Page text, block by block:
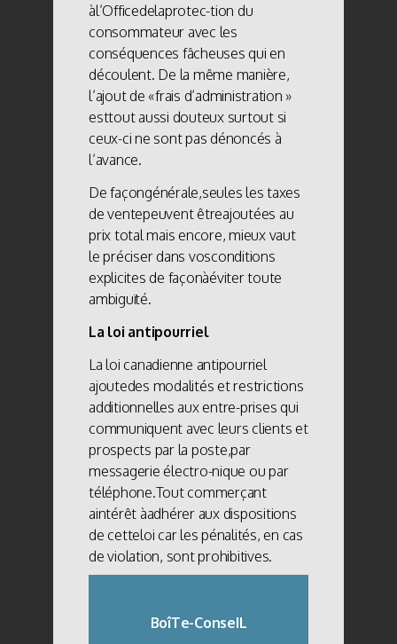
àl’Officedelaprotec-tion du
consommateur avec les
conséquences fâcheuses qui en
découlent. De la même manière,
l’ajout de «frais d’administration »
esttout aussi douteux surtout si
ceux-ci ne sont pas dénoncés à
l’avance.
De façongénérale,seules les taxes
de ventepeuvent êtreajoutées au
prix total mais encore, mieux vaut
le préciser dans vosconditions
explicites de façonàéviter toute
ambiguïté.
La loi antipourriel
La loi canadienne antipourriel
ajoutedes modalités et restrictions
additionnelles aux entre-prises qui
communiquent avec leurs clients et
prospects par la poste,par
messagerie électro-nique ou par
téléphone.Tout commerçant
aintérêt àadhérer aux dispositions
de cetteloi car les pénalités, en cas
de violation, sont prohibitives.
BoîTe-ConseIL